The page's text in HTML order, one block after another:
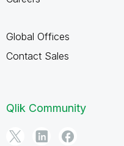
Global Offices
Contact Sales
Qlik Community